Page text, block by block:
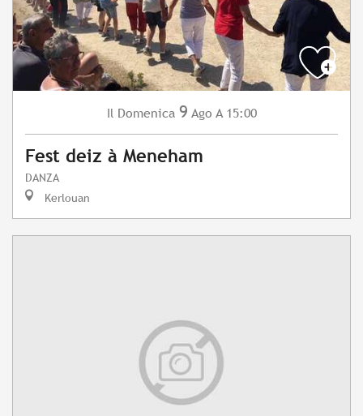
Il Domenica 9 Ago A 15:00
Fest deiz à Meneham
DANZA
Kerlouan